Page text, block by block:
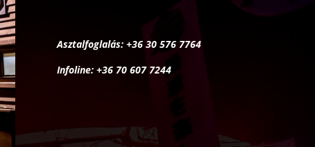
Asztalfoglalás: +36 30 576 7764
Infoline: +36 70 607 7244